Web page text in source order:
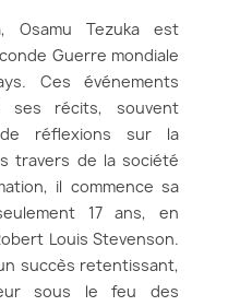
Osamu Tezuka est
Guerre mondiale
Ces événements
ses récits, souvent
de réflexions sur la
travers de la société
il commence sa
17 ans, en
Louis Stevenson.
succès retentissant,
sous le feu des